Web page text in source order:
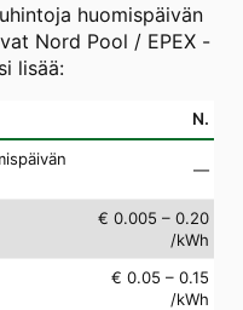
huomispäivän
Nord Pool / EPEX -
lisää:
N.
—
€ 0.005 – 0.20
/kWh
€ 0.05 – 0.15
/kWh